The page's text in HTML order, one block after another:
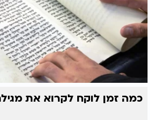
כמה זמן לוקח לקרוא את